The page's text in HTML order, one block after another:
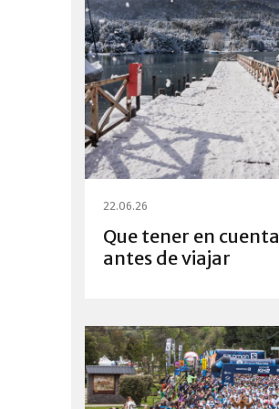
22.06.26
Que tener en cuenta
antes de viajar